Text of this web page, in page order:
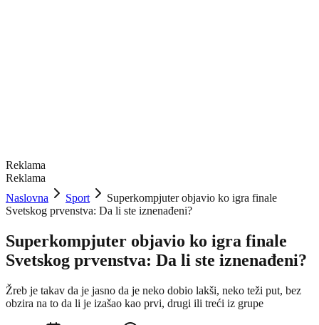
Reklama
Reklama
Naslovna
Sport
Superkompjuter objavio ko igra finale
Svetskog prvenstva: Da li ste iznenađeni?
Superkompjuter objavio ko igra finale
Svetskog prvenstva: Da li ste iznenađeni?
Žreb je takav da je jasno da je neko dobio lakši, neko teži put, bez
obzira na to da li je izašao kao prvi, drugi ili treći iz grupe